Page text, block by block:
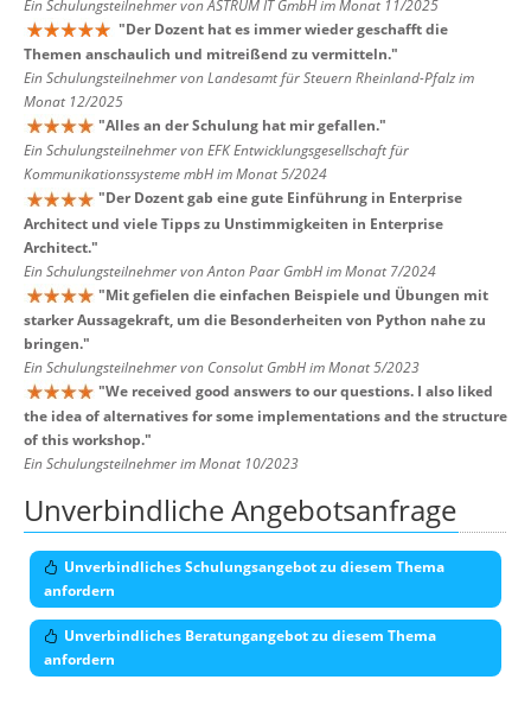
Ein Schulungsteilnehmer von ASTRUM IT GmbH im Monat 11/2025
"Der Dozent hat es immer wieder geschafft die
Themen anschaulich und mitreißend zu vermitteln."
Ein Schulungsteilnehmer von Landesamt für Steuern Rheinland-Pfalz im
Monat 12/2025
"Alles an der Schulung hat mir gefallen."
Ein Schulungsteilnehmer von EFK Entwicklungsgesellschaft für
Kommunikationssysteme mbH im Monat 5/2024
"Der Dozent gab eine gute Einführung in Enterprise
Architect und viele Tipps zu Unstimmigkeiten in Enterprise
Architect."
Ein Schulungsteilnehmer von Anton Paar GmbH im Monat 7/2024
"Mit gefielen die einfachen Beispiele und Übungen mit
starker Aussagekraft, um die Besonderheiten von Python nahe zu
bringen."
Ein Schulungsteilnehmer von Consolut GmbH im Monat 5/2023
"We received good answers to our questions. I also liked
the idea of alternatives for some implementations and the structure
of this workshop."
Ein Schulungsteilnehmer im Monat 10/2023
Unverbindliche Angebotsanfrage
Unverbindliches Schulungsangebot zu diesem Thema
anfordern
Unverbindliches Beratungangebot zu diesem Thema
anfordern